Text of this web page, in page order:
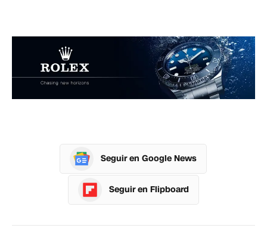
Seguir en Google News
Seguir en Flipboard